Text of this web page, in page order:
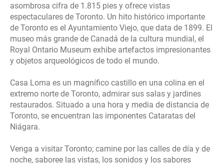
asombrosa cifra de 1.815 pies y ofrece vistas
espectaculares de Toronto. Un hito histórico importante
de Toronto es el Ayuntamiento Viejo, que data de 1899. El
museo más grande de Canadá de la cultura mundial, el
Royal Ontario Museum exhibe artefactos impresionantes
y objetos arqueológicos de todo el mundo.
Casa Loma es un magnífico castillo en una colina en el
extremo norte de Toronto, admirar sus salas y jardines
restaurados. Situado a una hora y media de distancia de
Toronto, se encuentran las imponentes Cataratas del
Niágara.
Venga a visitar Toronto; camine por las calles de día y de
noche, saboree las vistas, los sonidos y los sabores